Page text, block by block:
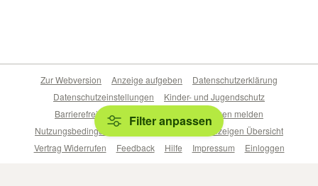
Filter anpassen
Zur Webversion Anzeige aufgeben
Datenschutzerklärung
Datenschutzeinstellungen
Kinder- und Jugendschutz
Barrierefreiheitserklärung
Sicherheitslücken melden
Nutzungsbedingungen
Beliebte Suchen
Anzeigen Übersicht
Vertrag Widerrufen
Feedback Hilfe Impressum Einloggen